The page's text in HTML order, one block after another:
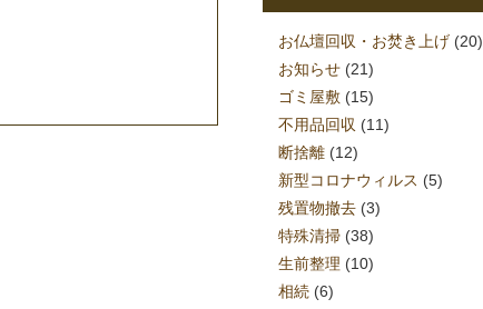
お仏壇回収・お焚き上げ (20)
お知らせ (21)
ゴミ屋敷 (15)
不用品回収 (11)
断捨離 (12)
新型コロナウィルス (5)
残置物撤去 (3)
特殊清掃 (38)
生前整理 (10)
相続 (6)